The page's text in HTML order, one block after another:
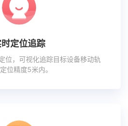
时定位追踪
位，可视化追踪目标设备移动轨
位精度5米内。